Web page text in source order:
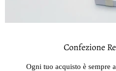
Confezione
Ogni tuo acquisto è sempre